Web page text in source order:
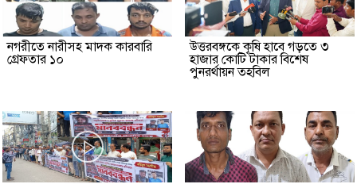
নগরীতে নারীসহ মাদক কারবারি
গ্রেফতার ১০
উত্তরবঙ্গকে কৃষি হাবে গড়তে ৩
হাজার কোটি টাকার বিশেষ
পুনরর্থায়ন তহবিল